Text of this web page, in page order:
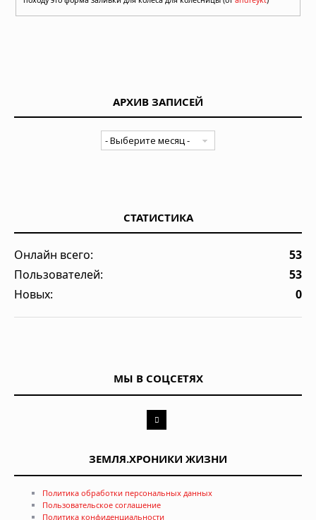
АРХИВ ЗАПИСЕЙ
СТАТИСТИКА
Онлайн всего:
53
Пользователей:
53
Новых:
0
МЫ В СОЦСЕТЯХ
ЗЕМЛЯ.ХРОНИКИ ЖИЗНИ
Политика обработки персональных данных
Пользовательское соглашение
Политика конфиденциальности